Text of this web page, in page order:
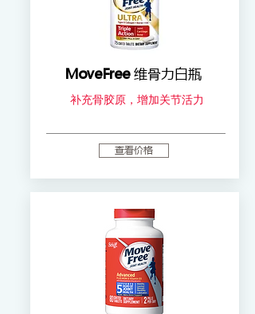
MoveFree维骨力白瓶
补充骨胶原，增加关节活力
查看价格